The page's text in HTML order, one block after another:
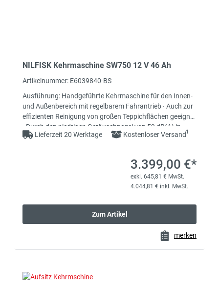
NILFISK Kehrmaschine SW750 12 V 46 Ah
Artikelnummer: E6039840-BS
Ausführung: Handgeführte Kehrmaschine für den Innen-
und Außenbereich mit regelbarem Fahrantrieb ∙ Auch zur
effizienten Reinigung von großen Teppichflächen geeignet
∙ Durch den niedrigen Geräuschpegel von 59 dB(A) in
geräuschempfindlichen Bereichen problemlos
Lieferzeit 20 Werktage Kostenloser Versand1
3.399,00 €*
exkl. 645,81 € MwSt.
4.044,81 € inkl. MwSt.
Zum Artikel
merken